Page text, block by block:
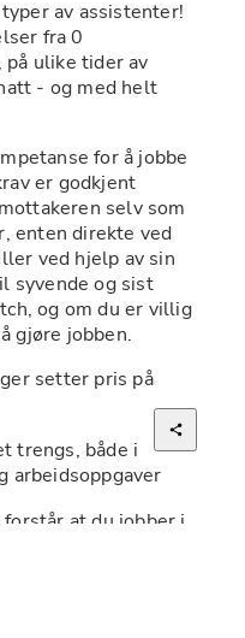
av assistenter!
fra 0
ulike tider av
- og med helt
for å jobbe
er godkjent
selv som
enten direkte ved
ved hjelp av sin
syvende og sist
og om du er villig
gjøre jobben.
setter pris på
trengs, både i
arbeidsoppgaver
at du jobber i